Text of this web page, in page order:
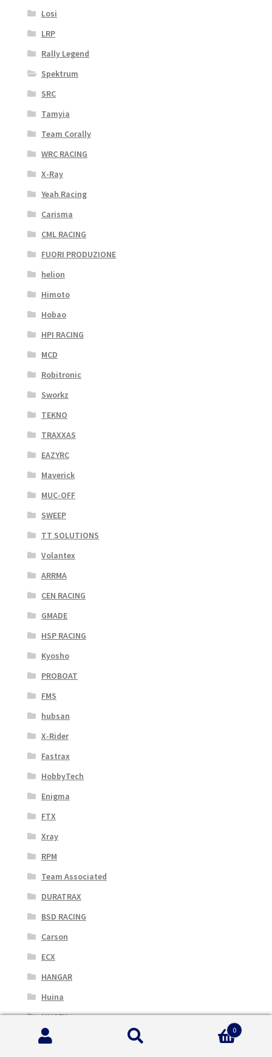
Losi
LRP
Rally Legend
Spektrum
SRC
Tamyia
Team Corally
WRC RACING
X-Ray
Yeah Racing
Carisma
CML RACING
FUORI PRODUZIONE
helion
Himoto
Hobao
HPI RACING
MCD
Robitronic
Sworkz
TEKNO
TRAXXAS
EAZYRC
Maverick
MUC-OFF
SWEEP
TT SOLUTIONS
Volantex
ARRMA
CEN RACING
GMADE
HSP RACING
Kyosho
PROBOAT
FMS
hubsan
X-Rider
Fastrax
HobbyTech
Enigma
FTX
Xray
RPM
Team Associated
DURATRAX
BSD RACING
Carson
ECX
HANGAR
Huina
MUGEN
Nine Eagles
0